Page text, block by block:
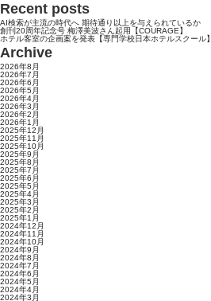
Recent posts
AI検索が主流の時代へ 期待通り以上を与えられているか
創刊20周年記念号 梅澤美波さん起用【COURAGE】
ホテル客室の企画案を発表【専門学校日本ホテルスクール】
Archive
2026年8月
2026年7月
2026年6月
2026年5月
2026年4月
2026年3月
2026年2月
2026年1月
2025年12月
2025年11月
2025年10月
2025年9月
2025年8月
2025年7月
2025年6月
2025年5月
2025年4月
2025年3月
2025年2月
2025年1月
2024年12月
2024年11月
2024年10月
2024年9月
2024年8月
2024年7月
2024年6月
2024年5月
2024年4月
2024年3月